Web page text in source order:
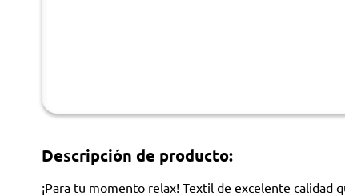
Descripción de producto:
¡Para tu momento relax! Textil de excelente calidad